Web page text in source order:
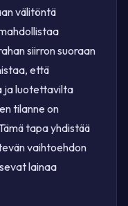
välitöntä
siirron suoraan
että
ja luotettavilta
tilanne on
tapa yhdistää
vaihtoehdon
lainaa